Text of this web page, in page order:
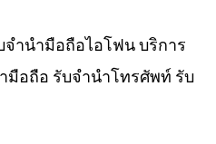
ำนำมือถือไอโฟน บริการ
มือถือ รับจำนำโทรศัพท์ รับ